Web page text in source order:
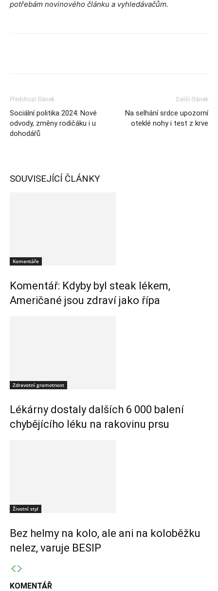
potřebám novinového článku a vyhledávačům.
Předchozí článek
Sociální politika 2024: Nové
odvody, změny rodičáku i u
dohodářů
Další článek
Na selhání srdce upozorní
oteklé nohy i test z krve
SOUVISEJÍCÍ ČLÁNKY
Komentáře
Komentář: Kdyby byl steak lékem,
Američané jsou zdraví jako řípa
Zdravotní gramotnost
Lékárny dostaly dalších 6 000 balení
chybějícího léku na rakovinu prsu
Životní styl
Bez helmy na kolo, ale ani na koloběžku
nelez, varuje BESIP
KOMENTÁŘ